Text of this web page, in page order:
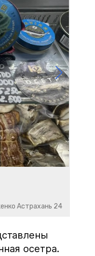
Астрахань 24
осетра.